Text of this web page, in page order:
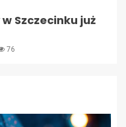
Szczecinku już
76